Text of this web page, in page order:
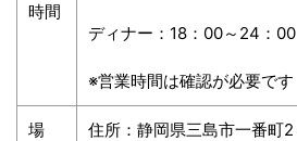
時間
ディナー： 18 ： 00～ 24 ： 00
※営業時間は確認が必要です
場
住所：静岡県三島市一番町2